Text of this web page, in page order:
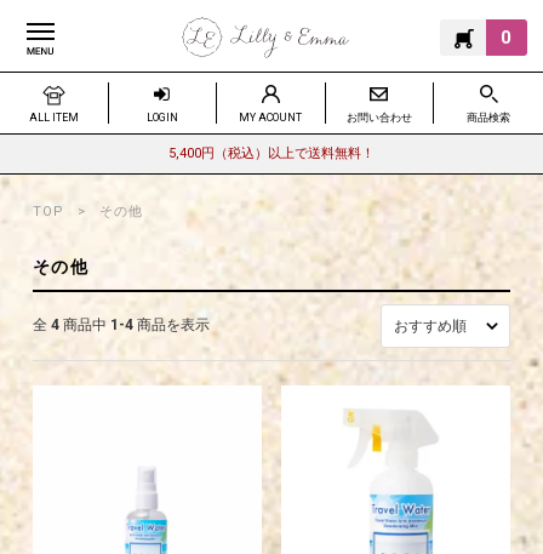
0
ALL ITEM LOGIN MY ACOUNT お問い合わせ 商品検索
5,400円（税込）以上で送料無料！
TOP その他
その他
全4 商品中 1-4 商品を表示 おすすめ順